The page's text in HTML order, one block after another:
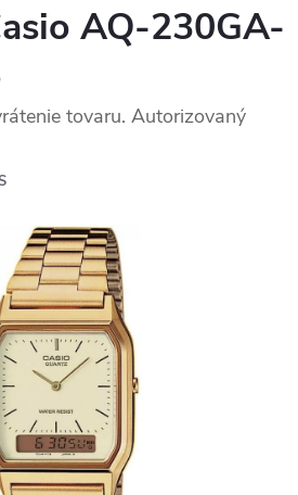
AQ-230GA-
tovaru. Autorizovaný